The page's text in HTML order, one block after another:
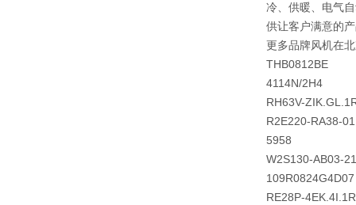
冷、供暖、电气
供让客户满意的
更多品牌风机在
THB0812BE
4114N/2H4
RH63V-
R2E220-RA38-01
5958
W2S130-AB03-21
109R0824G4D07
RE28P-4EK.4I.1R